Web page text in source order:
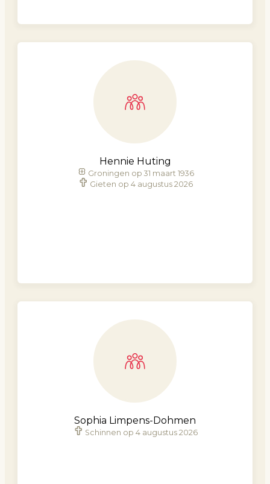
Hennie Huting
Groningen op 31 maart 1936
Gieten op 4 augustus 2026
Sophia Limpens-Dohmen
Schinnen op 4 augustus 2026